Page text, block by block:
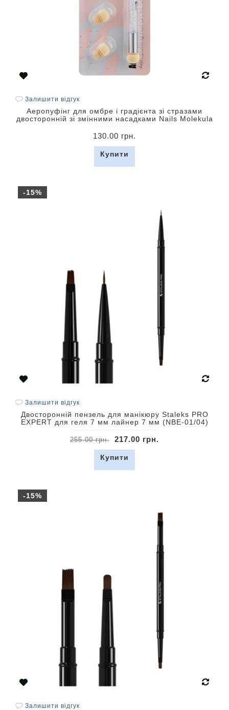
Залишити відгук
Аеропуфінг для омбре і градієнта зі стразами
двосторонній зі змінними насадками Nails Molekula
130.00 грн.
Купити
-15%
Залишити відгук
Двосторонній пензель для манікюру Staleks PRO
EXPERT для геля 7 мм лайнер 7 мм (NBE-01/04)
255.00 грн. 217.00 грн.
Купити
-15%
Залишити відгук